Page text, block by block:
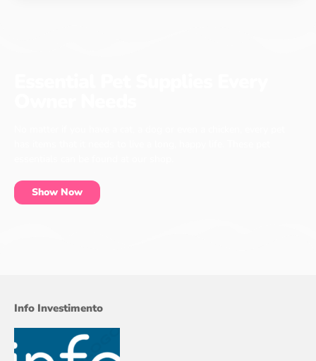
Show Now
Info Investimento